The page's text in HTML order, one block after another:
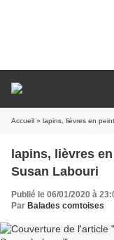
Accueil » lapins, lièvres en
lapins, lièvres
Susan Labouri
Publié le 06/01/2020 à
Par Balades comtoises